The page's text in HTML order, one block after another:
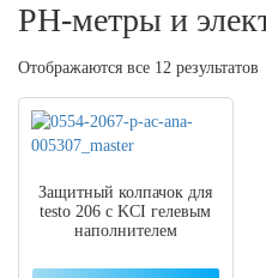
PH-метры и
Отображаются все 12 результатов
Защитный колпачок для
testo 206 с KCI гелевым
наполнителем